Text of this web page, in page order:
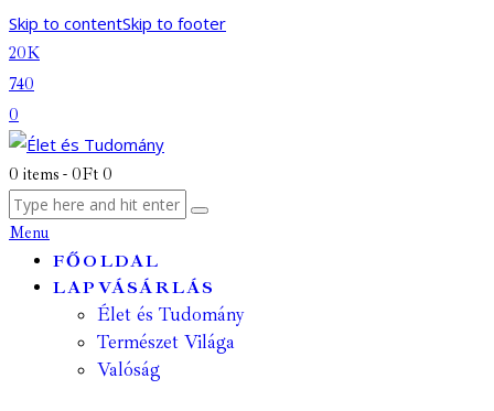
Skip to contentSkip to footer
20K
740
0
0 items - 0Ft 0
Menu
FŐOLDAL
LAPVÁSÁRLÁS
Élet és Tudomány
Természet Világa
Valóság